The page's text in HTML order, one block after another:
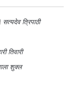
सत्यदेव त्रिपाठी
तिवारी
शुक्ल